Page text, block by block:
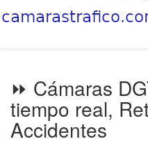
⏩ Cámaras
tiempo real,
Accidentes